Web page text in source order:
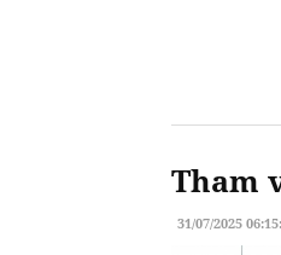
Tham
31/07/2025